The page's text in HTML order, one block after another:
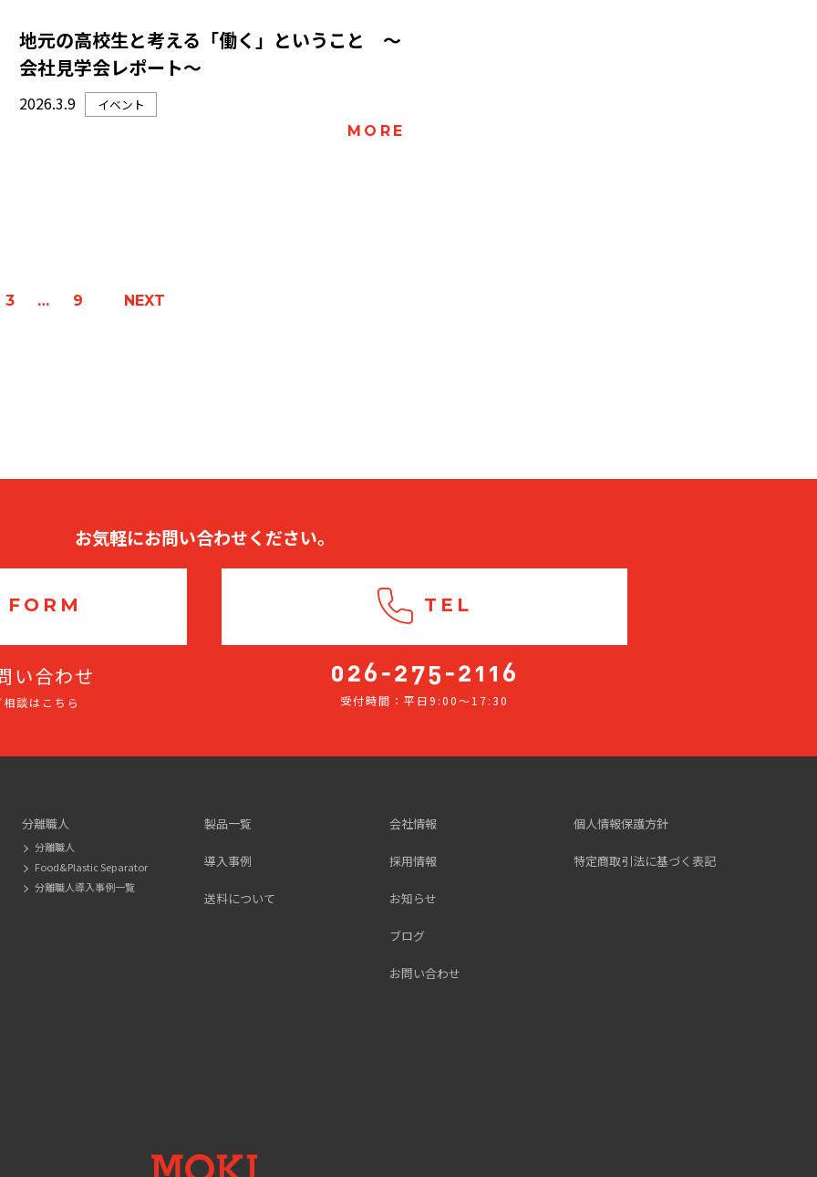
地元の高校生と考える「働く」ということ ～
会社見学会レポート～
2026.3.9
イベント
MORE
3 … 9 NEXT
お気軽にお問い合わせください。
い合わせ
談はこちら
TEL
受付時間：平日9:00～17:30
分離職人
分離職人
Food&Plastic Separator
分離職人導入事例一覧
製品一覧
導入事例
送料について
会社情報
採用情報
お知らせ
ブログ
お問い合わせ
個人情報保護方針
特定商取引法に基づく表記